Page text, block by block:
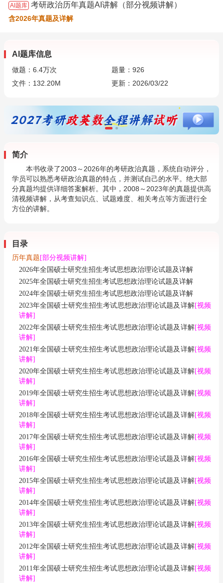
AI题库 考研政治历年真题AI讲解（部分视频讲解）
含2026年真题及详解
AI题库信息
做题： 6.4万次
题量：926
文件：132.20M
更新：2026/03/22
简介
本书收录了2003～2026年的考研政治真题，系统自动评分，
学员可以熟悉考研政治真题的特点，并测试自己的水平。绝大部
分真题均提供详细答案解析。其中，2008～2023年的真题提供高
清视频讲解，从考查知识点、试题难度、相关考点等方面进行全
方位的讲解。
目录
历年真题[部分视频讲解]
2026年全国硕士研究生招生考试思想政治理论试题及详解
2025年全国硕士研究生招生考试思想政治理论试题及详解
2024年全国硕士研究生招生考试思想政治理论试题及详解
2023年全国硕士研究生招生考试思想政治理论试题及详解[视频
讲解]
2022年全国硕士研究生招生考试思想政治理论试题及详解[视频
讲解]
2021年全国硕士研究生招生考试思想政治理论试题及详解[视频
讲解]
2020年全国硕士研究生招生考试思想政治理论试题及详解[视频
讲解]
2019年全国硕士研究生招生考试思想政治理论试题及详解[视频
讲解]
2018年全国硕士研究生招生考试思想政治理论试题及详解[视频
讲解]
2017年全国硕士研究生招生考试思想政治理论试题及详解[视频
讲解]
2016年全国硕士研究生招生考试思想政治理论试题及详解[视频
讲解]
2015年全国硕士研究生招生考试思想政治理论试题及详解[视频
讲解]
2014年全国硕士研究生招生考试思想政治理论试题及详解[视频
讲解]
2013年全国硕士研究生招生考试思想政治理论试题及详解[视频
讲解]
2012年全国硕士研究生招生考试思想政治理论试题及详解[视频
讲解]
2011年全国硕士研究生招生考试思想政治理论试题及详解[视频
讲解]